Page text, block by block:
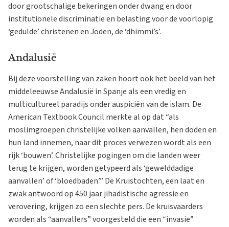
door grootschalige bekeringen onder dwang en door
institutionele discriminatie en belasting voor de voorlopig
‘gedulde’ christenen en Joden, de ‘dhimmi’s’.
Andalusië
Bij deze voorstelling van zaken hoort ook het beeld van het
middeleeuwse Andalusië in Spanje als een vredig en
multicultureel paradijs onder auspiciën van de islam. De
American Textbook Council merkte al op dat “als
moslimgroepen christelijke volken aanvallen, hen doden en
hun land innemen, naar dit proces verwezen wordt als een
rijk ‘bouwen’. Christelijke pogingen om die landen weer
terug te krijgen, worden getypeerd als ‘gewelddadige
aanvallen’ of ‘bloedbaden’.” De Kruistochten, een laat en
zwak antwoord op 450 jaar jihadistische agressie en
verovering, krijgen zo een slechte pers. De kruisvaarders
worden als “aanvallers” voorgesteld die een “invasie”